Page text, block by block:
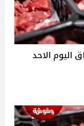
تعرف على أسعار اللحوم فى الأسواق‎‎ اليوم الاحد